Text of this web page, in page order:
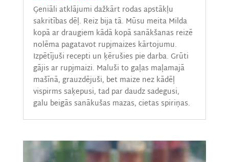
Ģeniāli atklājumi dažkārt rodas apstākļu
sakritības dēļ. Reiz bija tā. Mūsu meita Milda
kopā ar draugiem kādā kopā sanākšanas reizē
nolēma pagatavot rupjmaizes kārtojumu.
Izpētījuši recepti un ķērušies pie darba. Grūti
gājis ar rupjmaizi. Maluši to gaļas maļamajā
mašīnā, grauzdējuši, bet maize nez kādēļ
vispirms saķepusi, tad par daudz sadegusi,
galu beigās sanākušas mazas, cietas spiriņas.